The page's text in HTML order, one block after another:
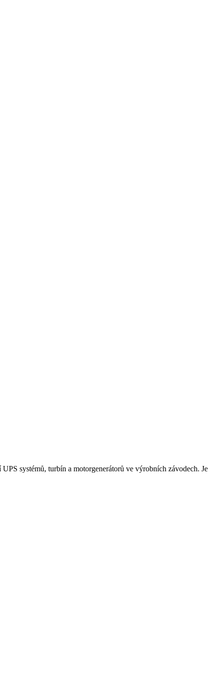
systémů, turbín a motorgenerátorů ve výrobních závodech. Je